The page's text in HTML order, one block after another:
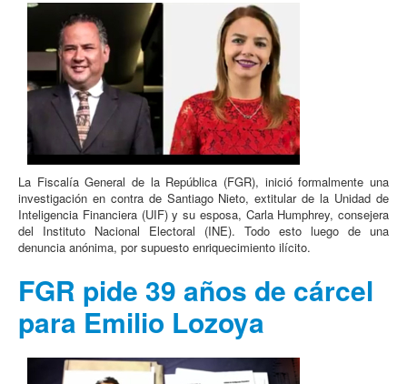
La Fiscalía General de la República (FGR), inició formalmente una
investigación en contra de Santiago Nieto, extitular de la Unidad de
Inteligencia Financiera (UIF) y su esposa, Carla Humphrey, consejera
del Instituto Nacional Electoral (INE). Todo esto luego de una
denuncia anónima, por supuesto enriquecimiento ilícito.
FGR pide 39 años de cárcel
para Emilio Lozoya